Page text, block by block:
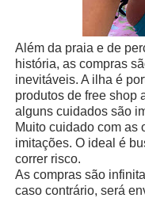
Além da praia e de
história, as compras
inevitáveis. A ilha é
produtos de free shop
alguns cuidados são
Muito cuidado com as
imitações. O ideal é
correr risco.
As compras são
caso contrário, será